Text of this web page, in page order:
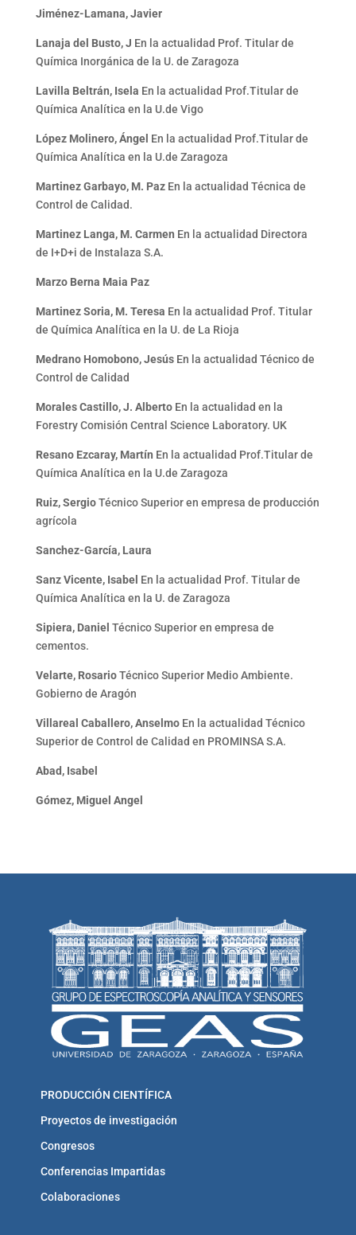
Jiménez-Lamana, Javier
Lanaja del Busto, J En la actualidad Prof. Titular de
Química Inorgánica de la U. de Zaragoza
Lavilla Beltrán, Isela En la actualidad Prof.Titular de
Química Analítica en la U.de Vigo
López Molinero, Ángel En la actualidad Prof.Titular de
Química Analítica en la U.de Zaragoza
Martinez Garbayo, M. PazEn la actualidad Técnica de
Control de Calidad.
Martinez Langa, M. Carmen En la actualidad Directora
de I+D+i de Instalaza S.A.
Marzo Berna Maia Paz
Martinez Soria, M. Teresa En la actualidad Prof. Titular
de Química Analítica en la U. de La Rioja
Medrano Homobono, JesúsEn la actualidad Técnico de
Control de Calidad
Morales Castillo, J. AlbertoEn la actualidad en la
Forestry Comisión Central Science Laboratory. UK
Resano Ezcaray, Martín En la actualidad Prof.Titular de
Química Analítica en la U.de Zaragoza
Ruiz, SergioTécnico Superior en empresa de producción
agrícola
Sanchez-García, Laura
Sanz Vicente, Isabel En la actualidad Prof. Titular de
Química Analítica en la U. de Zaragoza
Sipiera, Daniel Técnico Superior en empresa de
cementos.
Velarte, RosarioTécnico Superior Medio Ambiente.
Gobierno de Aragón
Villareal Caballero, AnselmoEn la actualidad Técnico
Superior de Control de Calidad en PROMINSA S.A.
Abad, Isabel
Gómez, Miguel Angel
PRODUCCIÓN CIENTÍFICA
Proyectos de investigación
Congresos
Conferencias Impartidas
Colaboraciones